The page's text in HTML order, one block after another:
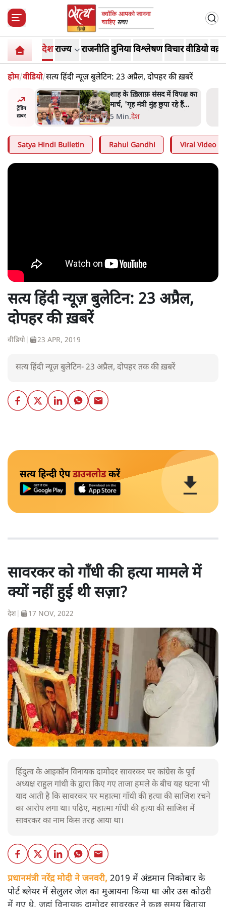
देशराज्य राजनीतिदुनियाविश्लेषणविचारवीडियो
होम/वीडियो/सत्य हिंदी न्यूज़ बुलेटिन: 23 अप्रैल, दोपहर की ख़बरें
ट्रेंडिंग
ख़बर
पर
शाह के ख़िलाफ़ संसद में विपक्ष का
मार्च, 'गृह मंत्री मुंह छुपा रहे हैं
क्योंकि वो छात्रों के गुनहगार हैं'
5 Min.देश
Satya Hindi Bulletin Rahul Gandhi Viral Video
सत्य हिंदी न्यूज़ बुलेटिन: 23 अप्रैल,
दोपहर की ख़बरें
वीडियो 23 APR, 2019
सत्य हिंदी न्यूज़ बुलेटिन- 23 अप्रैल, दोपहर तक की ख़बरें
सत्य हिन्दी ऐपडाउनलोडकरें
सावरकर को गाँधी की हत्या मामले में
क्यों नहीं हुई थी सज़ा?
देश 17 NOV, 2022
हिंदुत्व के आइकॉन विनायक दामोदर सावरकर पर कांग्रेस के पूर्व
अध्यक्ष राहुल गांधी के द्वारा किए गए ताजा हमले के बीच यह घटना भी
याद आती है कि सावरकर पर महात्मा गाँधी की हत्या की साजिश रचने
का आरोप लगा था। पढ़िए, महात्मा गाँधी की हत्या की साजिश में
सावरकर का नाम किस तरह आया था।
प्रधानमंत्री नरेंद्र मोदी ने जनवरी, 2019 में अंडमान निकोबार के
पोर्ट ब्लेयर में सेलुलर जेल का मुआयना किया था और उस कोठरी